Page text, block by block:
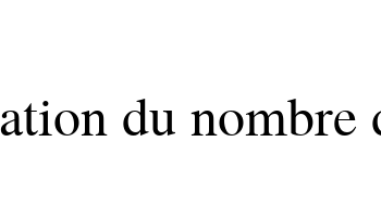
du nombre